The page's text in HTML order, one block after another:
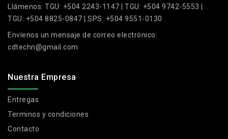
Llámenos: TGU: +504 2243-1147 | TGU: +504 9742-5553 |
TGU: +504 8825-0847 | SPS: +504 9551-0130
Envíenos un mensaje de correo electrónico:
cdtechn@gmail.com
Nuestra Empresa
Entregas
Terminos y condiciones
Contacto